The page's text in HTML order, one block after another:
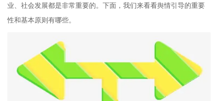
业、社会发展都是非常重要的。下面，我们来看看舆情引导的重要
性和基本原则有哪些。